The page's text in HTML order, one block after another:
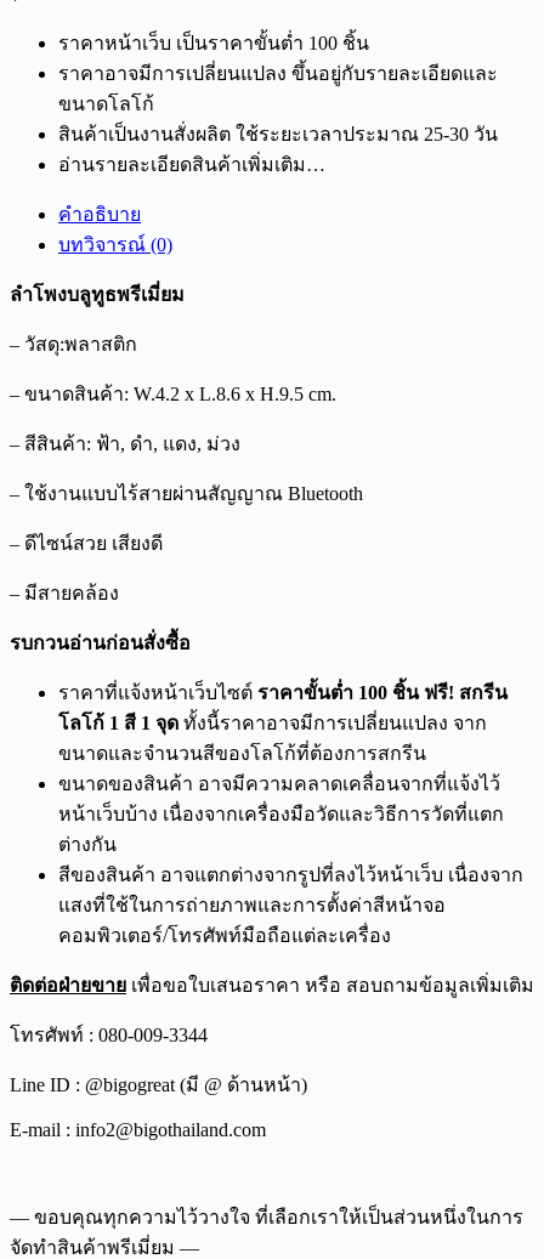
ราคาหน้าเว็บ เป็นราคาขั้นต่ำ 100 ชิ้น
ราคาอาจมีการเปลี่ยนแปลง ขึ้นอยู่กับรายละเอียดและ
ขนาดโลโก้
สินค้าเป็นงานสั่งผลิต ใช้ระยะเวลาประมาณ 25-30 วัน
อ่านรายละเอียดสินค้าเพิ่มเติม…
คำอธิบาย
บทวิจารณ์ (0)
ลำโพงบลูทูธพรีเมี่ยม
– วัสดุ:พลาสติก
– ขนาดสินค้า: W.4.2 x L.8.6 x H.9.5 cm.
– สีสินค้า: ฟ้า, ดํา, แดง, ม่วง
– ใช้งานแบบไร้สายผ่านสัญญาณ Bluetooth
– ดีไซน์สวย เสียงดี
– มีสายคล้อง
รบกวนอ่านก่อนสั่งซื้อ
ราคาที่แจ้งหน้าเว็บไซต์ ราคาขั้นต่ำ 100 ชิ้น ฟรี! สกรีน
โลโก้ 1 สี 1 จุด ทั้งนี้ราคาอาจมีการเปลี่ยนแปลง จาก
ขนาดและจำนวนสีของโลโก้ที่ต้องการสกรีน
ขนาดของสินค้า อาจมีความคลาดเคลื่อนจากที่แจ้งไว้
หน้าเว็บบ้าง เนื่องจากเครื่องมือวัดและวิธีการวัดที่แตก
ต่างกัน
สีของสินค้า อาจแตกต่างจากรูปที่ลงไว้หน้าเว็บ เนื่องจาก
แสงที่ใช้ในการถ่ายภาพและการตั้งค่าสีหน้าจอ
คอมพิวเตอร์/โทรศัพท์มือถือแต่ละเครื่อง
ติดต่อฝ่ายขาย เพื่อขอใบเสนอราคา หรือ สอบถามข้อมูลเพิ่มเติม
โทรศัพท์ : 080-009-3344
Line ID : @bigogreat (มี @ ด้านหน้า)
E-mail : info2@bigothailand.com
— ขอบคุณทุกความไว้วางใจ ที่เลือกเราให้เป็นส่วนหนึ่งในการ
จัดทำสินค้าพรีเมี่ยม —